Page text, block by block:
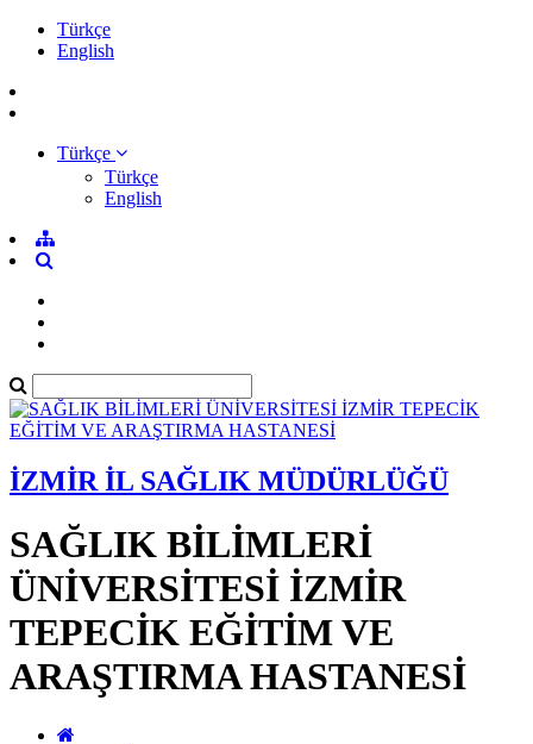
Türkçe
English
Türkçe
Türkçe
English
İZMİR İL SAĞLIK MÜDÜRLÜĞÜ
SAĞLIK BİLİMLERİ
ÜNİVERSİTESİ İZMİR
TEPECİK EĞİTİM VE
ARAŞTIRMA HASTANESİ